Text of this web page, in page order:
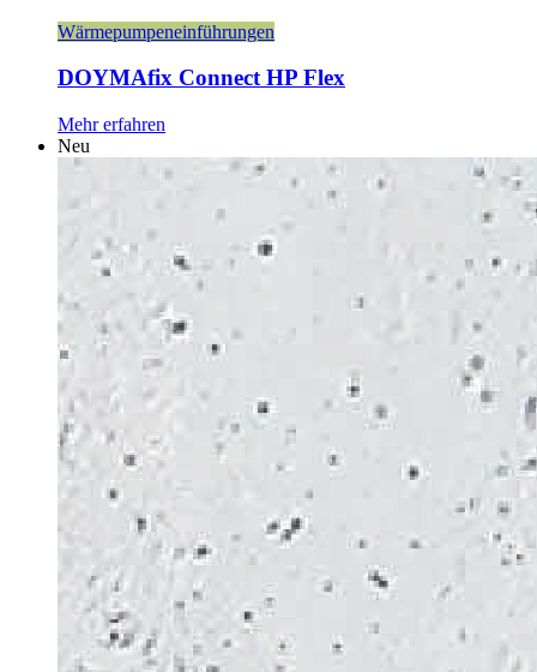
Wärmepumpeneinführungen
DOYMAfix Connect HP Flex
Mehr erfahren
Neu